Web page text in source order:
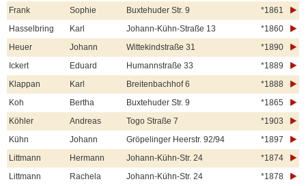
Frank
Sophie Buxtehuder Str. 9
*1861
Hasselbring
Karl Johann-Kühn-Straße 13
*1860
Heuer
Johann Wittekindstraße 31
*1890
Ickert
Eduard Humannstraße 33
*1889
Klappan
Karl Breitenbachhof 6
*1888
Koh
Bertha Buxtehuder Str. 9
*1865
Köhler
Andreas Togo Straße 7
*1903
Kühn
Johann Gröpelinger Heerstr. 92/94
*1897
Littmann
Hermann Johann-Kühn-Str. 24
*1874
Littmann
Rachela Johann-Kühn-Str. 24 *1878